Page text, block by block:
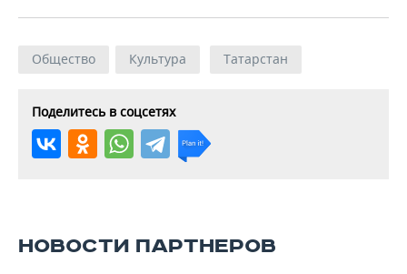
Общество Культура Татарстан
Поделитесь в соцсетях
НОВОСТИ ПАРТНЕРОВ